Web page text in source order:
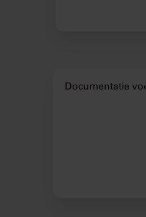
Documentatie